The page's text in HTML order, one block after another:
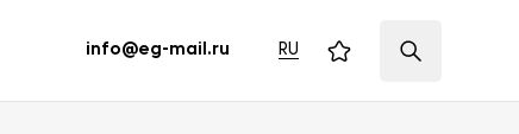
info@eg-mail.ru RU